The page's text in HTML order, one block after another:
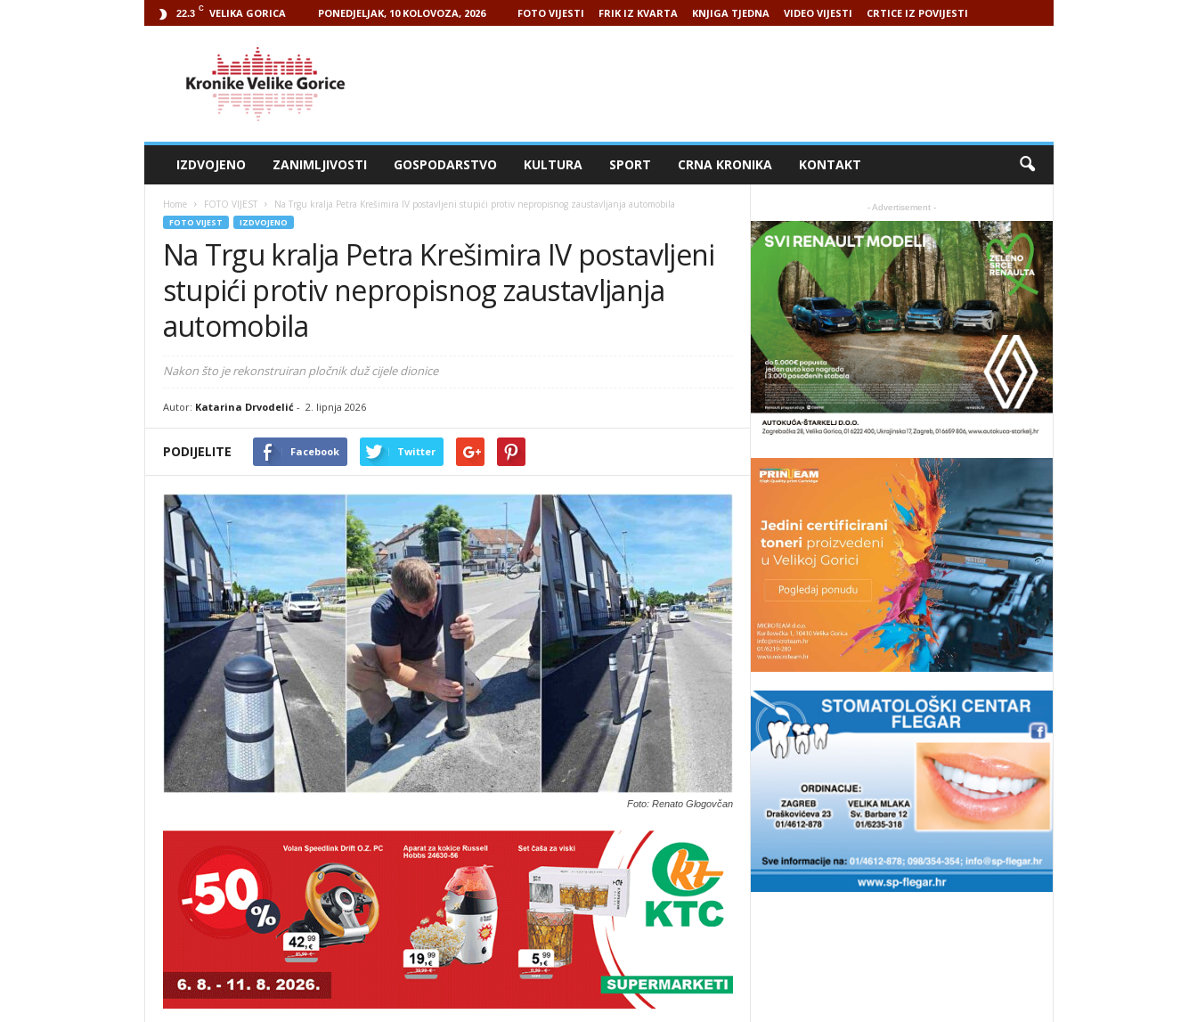
22.3 C VELIKA GORICA PONEDJELJAK, 10 KOLOVOZA, 2026 FOTO VIJESTI FRIK IZ KVARTA KNJIGA TJEDNA VIDEO VIJESTI CRTICE IZ POVIJESTI
IZDVOJENO ZANIMLJIVOSTI GOSPODARSTVO KULTURA SPORT CRNA KRONIKA KONTAKT
Home FOTO VIJEST Na Trgu kralja Petra Krešimira IV postavljeni stupići protiv nepropisnog zaustavljanja automobila
FOTO VIJEST IZDVOJENO
Na Trgu kralja Petra Krešimira IV postavljeni
stupići protiv nepropisnog zaustavljanja
automobila
Nakon što je rekonstruiran pločnik duž cijele dionice
Autor: Katarina Drvodelić- 2. lipnja 2026
PODIJELITE Facebook Twitter
Foto: Renato Glogovčan
- Advertisement -